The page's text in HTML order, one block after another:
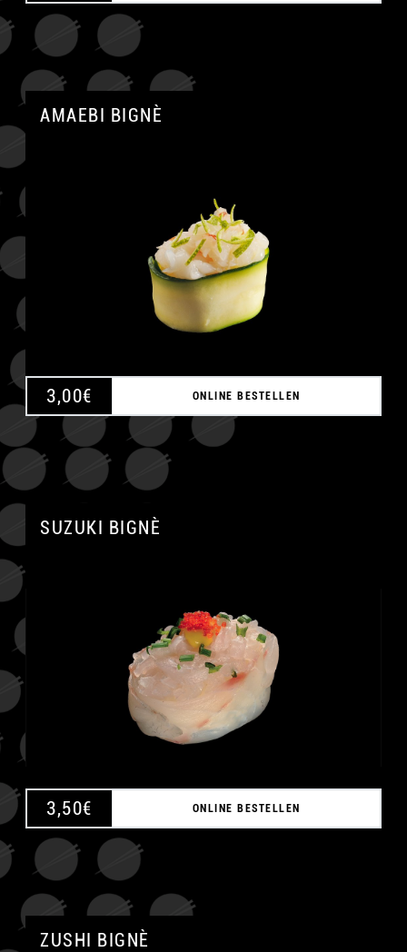
AMAEBI BIGNÈ
3,00€ ONLINE BESTELLEN
SUZUKI BIGNÈ
3,50€ ONLINE BESTELLEN
ZUSHI BIGNÈ